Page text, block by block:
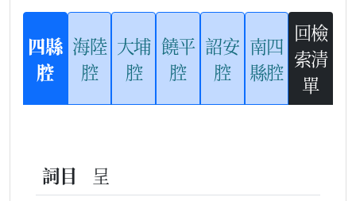
四縣
腔
海陸
腔
大埔
腔
饒平
腔
詔安
腔
南四
縣腔
回檢
索清
單
詞目
呈